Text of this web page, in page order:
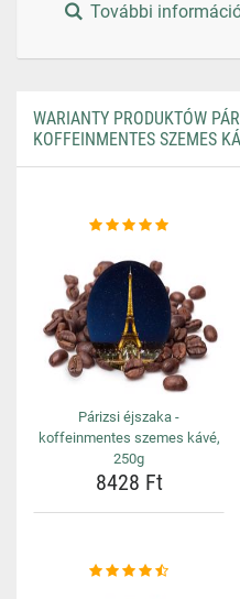
További
WARIANTY PRODUKTÓW
KOFFEINMENTES SZEMES
Párizsi éjszaka -
koffeinmentes szemes kávé,
250g
8428 Ft